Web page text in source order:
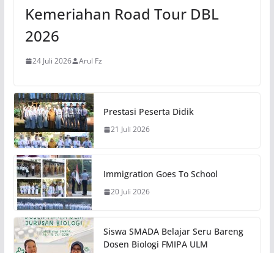
Kemeriahan Road Tour DBL
2026
24 Juli 2026 Arul Fz
Prestasi Peserta Didik
21 Juli 2026
Immigration Goes To School
20 Juli 2026
Siswa SMADA Belajar Seru Bareng
Dosen Biologi FMIPA ULM